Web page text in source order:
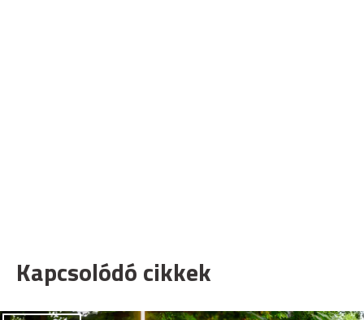
Kapcsolódó cikkek